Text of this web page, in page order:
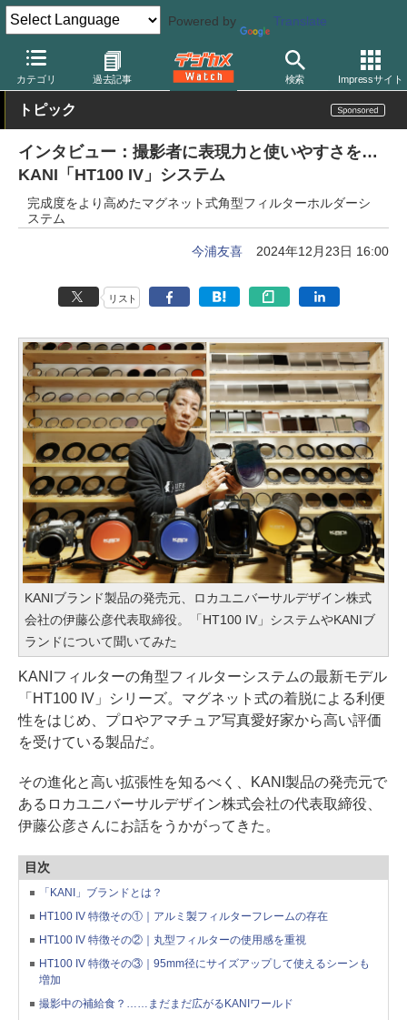
Powered by Translate
カテゴリ 過去記事 検索 Impressサイト
デジカメ Watch レンズ レンズフィルター カニ
トピック
インタビュー：撮影者に表現力と使いやすさを…
KANI「HT100 IV」システム
完成度をより高めたマグネット式角型フィルターホルダーシ
ステム
今浦友喜 2024年12月23日 16:00
リスト
KANIブランド製品の発売元、ロカユニバーサルデザイン株式
会社の伊藤公彦代表取締役。「HT100 IV」システムやKANIブ
ランドについて聞いてみた
KANIフィルターの角型フィルターシステムの最新モデル
「HT100 IV」シリーズ。マグネット式の着脱による利便
性をはじめ、プロやアマチュア写真愛好家から高い評価
を受けている製品だ。
その進化と高い拡張性を知るべく、KANI製品の発売元で
あるロカユニバーサルデザイン株式会社の代表取締役、
伊藤公彦さんにお話をうかがってきた。
目次
「KANI」ブランドとは？
HT100 IV 特徴その①｜アルミ製フィルターフレームの存在
HT100 IV 特徴その②｜丸型フィルターの使用感を重視
HT100 IV 特徴その③｜95mm径にサイズアップして使えるシーンも
増加
撮影中の補給食？……まだまだ広がるKANIワールド